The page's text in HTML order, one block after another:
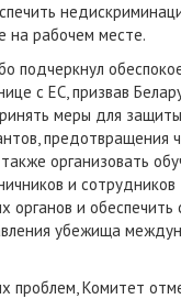
на рабочем месте.
подчеркнул
с ЕС, призвав
меры для
предотвращения
организовать
и сотрудников
органов и обеспечить
убежища
проблем, Комитет